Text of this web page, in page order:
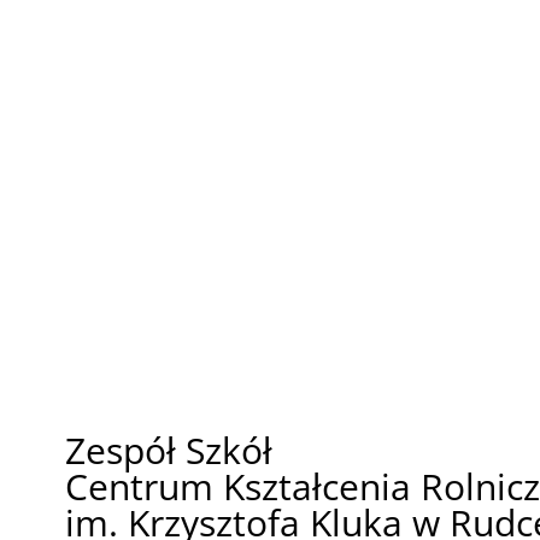
Zespół Szkół
Centrum Kształcenia
im. Krzysztofa Kluka w